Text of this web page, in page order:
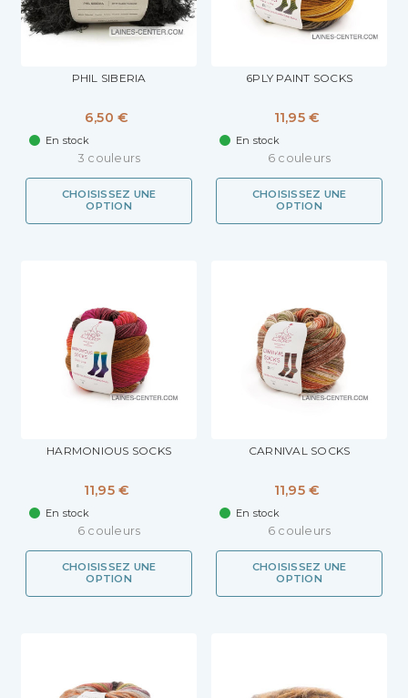
PHIL SIBERIA
6,50 €
En stock
3 couleurs
CHOISISSEZ UNE
OPTION
6PLY PAINT SOCKS
11,95 €
En stock
6 couleurs
CHOISISSEZ UNE
OPTION
HARMONIOUS SOCKS
11,95 €
En stock
6 couleurs
CHOISISSEZ UNE
OPTION
CARNIVAL SOCKS
11,95 €
En stock
6 couleurs
CHOISISSEZ UNE
OPTION